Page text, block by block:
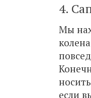
4.
Мы
колена
если